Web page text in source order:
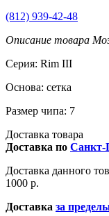
(812) 939-42-48
Описание товара
Серия: Rim III
Основа: сетка
Размер чипа: 7
Доставка товара
Доставка по Санкт-
Доставка данного
1000 р.
Доставка за